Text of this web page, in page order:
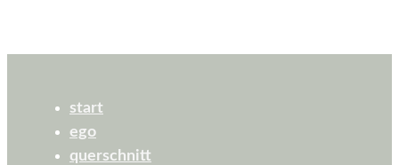
start
ego
querschnitt